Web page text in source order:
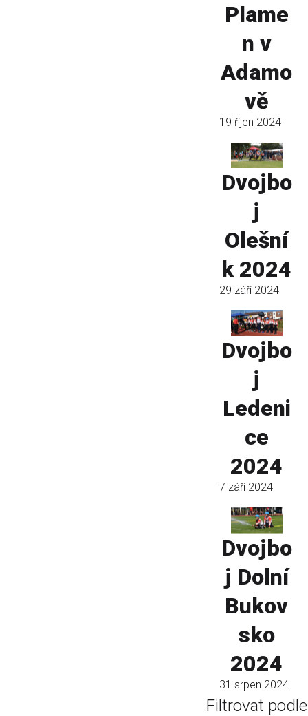
Plame
n v
Adamo
vě
19 říjen 2024
Dvojbo
j
Olešní
k 2024
29 září 2024
Dvojbo
j
Ledeni
ce
2024
7 září 2024
Dvojbo
j Dolní
Bukov
sko
2024
31 srpen 2024
Filtrovat podle